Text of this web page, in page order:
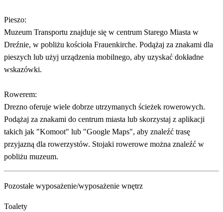
Pieszo:
Muzeum Transportu znajduje się w centrum Starego Miasta w
Dreźnie, w pobliżu kościoła Frauenkirche. Podążaj za znakami dla
pieszych lub użyj urządzenia mobilnego, aby uzyskać dokładne
wskazówki.
Rowerem:
Drezno oferuje wiele dobrze utrzymanych ścieżek rowerowych.
Podążaj za znakami do centrum miasta lub skorzystaj z aplikacji
takich jak "Komoot" lub "Google Maps", aby znaleźć trasę
przyjazną dla rowerzystów. Stojaki rowerowe można znaleźć w
pobliżu muzeum.
Pozostałe wyposażenie/wyposażenie wnętrz
Toalety